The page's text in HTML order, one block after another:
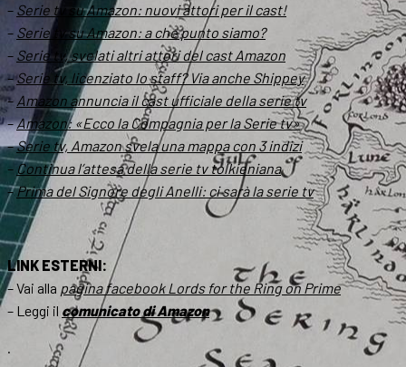
– Serie tv su Amazon: nuovi attori per il cast!
– Serie tv su Amazon: a che punto siamo?
– Serie tv, svelati altri attori del cast Amazon
–Serie tv, licenziato lo staff? Via anche Shippey
– Amazon annuncia il cast ufficiale della serie tv
–Amazon: «Ecco la Compagnia per la Serie tv»
–Serie tv, Amazon svela una mappa con 3 indizi
– Continua l’attesa della serie tv tolkieniana
–Prima delSignore degli Anelli: ci sarà la serie tv
LINK ESTERNI:
– Vai alla pagina facebookLords for the Ring on Prime
– Leggi il comunicato di Amazon
.